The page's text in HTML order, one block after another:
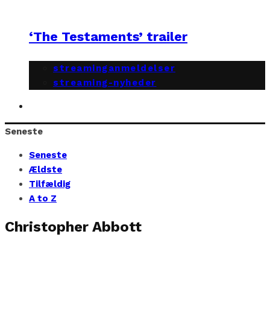
‘The Testaments’ trailer
streaminganmeldelser
streaming-nyheder
Seneste
Seneste
Ældste
Tilfældig
A to Z
Christopher Abbott